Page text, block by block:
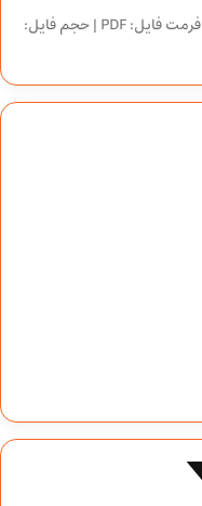
درس: فارسی | پایه: سوم| تعداد صفحات: 63 فرمت فایل: PDF | حجم فایل: